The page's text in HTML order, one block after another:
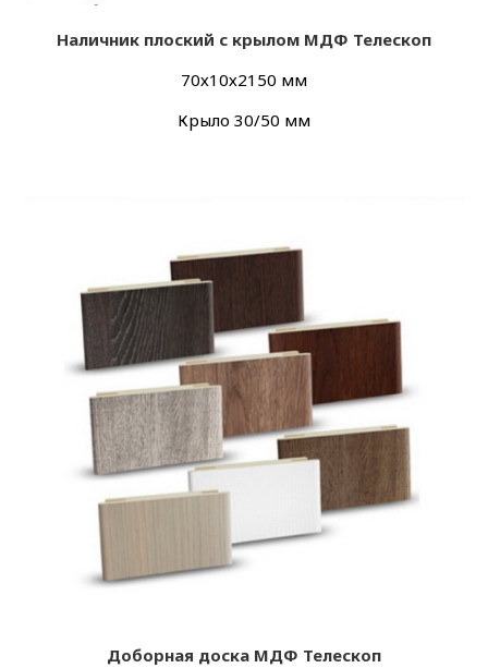
Наличник плоский с крылом МДФ Телескоп
70х10х2150 мм
Крыло 30/50 мм
Доборная доска МДФ Телескоп